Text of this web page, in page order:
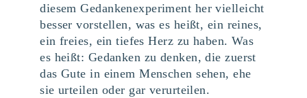
diesem Gedankenexperiment her vielleicht
besser vorstellen, was es heißt, ein reines,
ein freies, ein tiefes Herz zu haben. Was
es heißt: Gedanken zu denken, die zuerst
das Gute in einem Menschen sehen, ehe
sie urteilen oder gar verurteilen.